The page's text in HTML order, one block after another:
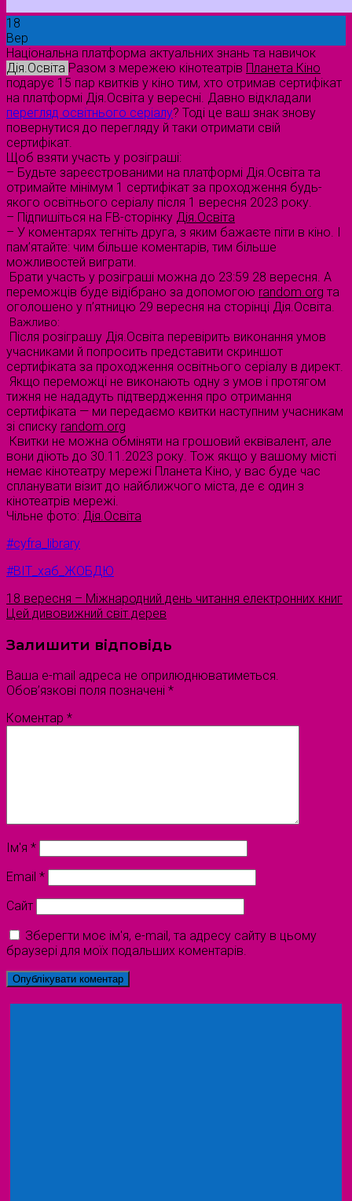
18
Вер
Національна платформа актуальних знань та навичок
Дія.Освіта Разом з мережею кінотеатрів Планета Кіно
подарує 15 пар квитків у кіно тим, хто отримав сертифікат
на платформі Дія.Освіта у вересні. Давно відкладали
перегляд освітнього серіалу? Тоді це ваш знак знову
повернутися до перегляду й таки отримати свій
сертифікат.
Щоб взяти участь у розіграші:
– Будьте зареєстрованими на платформі Дія.Освіта та
отримайте мінімум 1 сертифікат за проходження будь-
якого освітнього серіалу після 1 вересня 2023 року.
– Підпишіться на FB-сторінку Дія.Освіта
– У коментарях тегніть друга, з яким бажаєте піти в кіно. І
пам’ятайте: чим більше коментарів, тим більше
можливостей виграти.
Брати участь у розіграші можна до 23:59 28 вересня. А
переможців буде відібрано за допомогою random.org та
оголошено у п’ятницю 29 вересня на сторінці Дія.Освіта.
Важливо:
Після розіграшу Дія.Освіта перевірить виконання умов
учасниками й попросить представити скриншот
сертифіката за проходження освітнього серіалу в директ.
Якщо переможці не виконають одну з умов і протягом
тижня не нададуть підтвердження про отримання
сертифіката — ми передаємо квитки наступним учасникам
зі списку random.org
Квитки не можна обміняти на грошовий еквівалент, але
вони діють до 30.11.2023 року. Тож якщо у вашому місті
немає кінотеатру мережі Планета Кіно, у вас буде час
спланувати візит до найближчого міста, де є один з
кінотеатрів мережі.
Чільне фото: Дія.Освіта
#cyfra_library
#ВІТ_хаб_ЖОБДЮ
18 вересня – Міжнародний день читання електронних книг
Цей дивовижний світ дерев
Залишити відповідь
Ваша e-mail адреса не оприлюднюватиметься.
Обов’язкові поля позначені *
Коментар *
Ім'я *
Email *
Сайт
Зберегти моє ім'я, e-mail, та адресу сайту в цьому
браузері для моїх подальших коментарів.